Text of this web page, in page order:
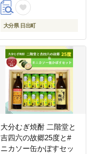
大分県 日出町
大分むぎ焼酎 二階堂と
吉四六の故郷25度と#
ニカソー缶かぼすセッ